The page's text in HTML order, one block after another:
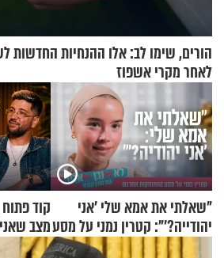
הורים, שימו לב: אלו ההנחיות החדשות
לאחר מקרי אשפוז
"שאלתי את אמא שלי 'אני
יהודייה?'": קטרין נמני על מסע
ההתחזקות המרגש
קוד
מצב
בבוקר